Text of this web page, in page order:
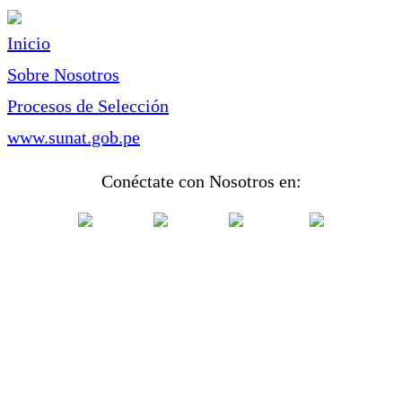
Inicio
Sobre Nosotros
Procesos de Selección
www.sunat.gob.pe
Conéctate con Nosotros en: